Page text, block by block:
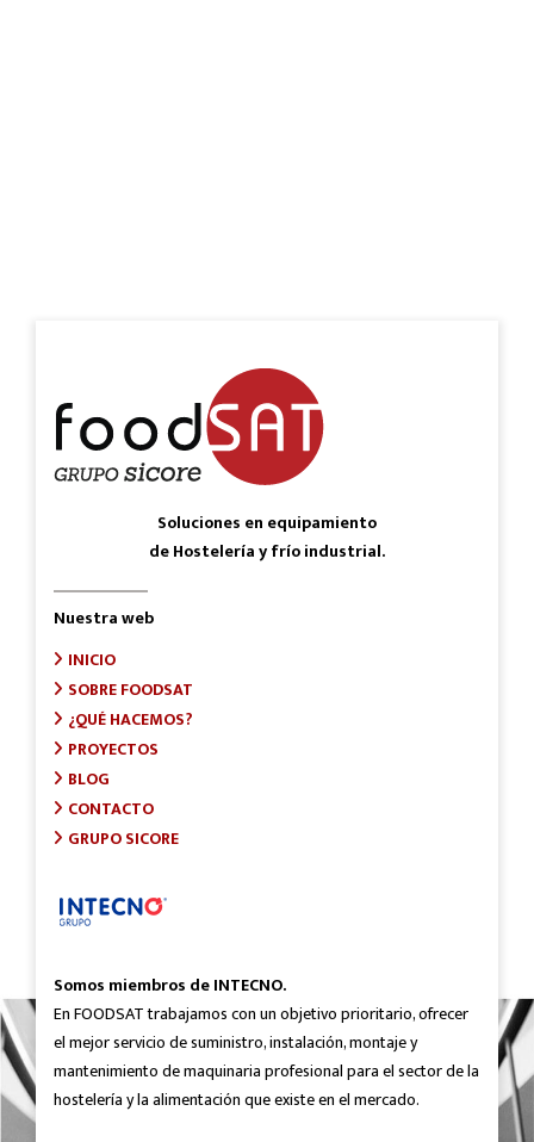
Soluciones en equipamiento
de Hostelería y frío industrial.
Nuestra web
INICIO
SOBRE FOODSAT
¿QUÉ HACEMOS?
PROYECTOS
BLOG
CONTACTO
GRUPO SICORE
Somos miembros de INTECNO.
En FOODSAT trabajamos con un objetivo prioritario, ofrecer
el mejor servicio de suministro, instalación, montaje y
mantenimiento de maquinaria profesional para el sector de la
hostelería y la alimentación que existe en el mercado.